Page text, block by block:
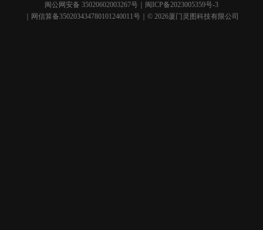
闽公网安备 35020602003267号
闽ICP备2023005359号-3
｜网信算备350203434780101240011号｜© 2026厦门灵图科技有限公司